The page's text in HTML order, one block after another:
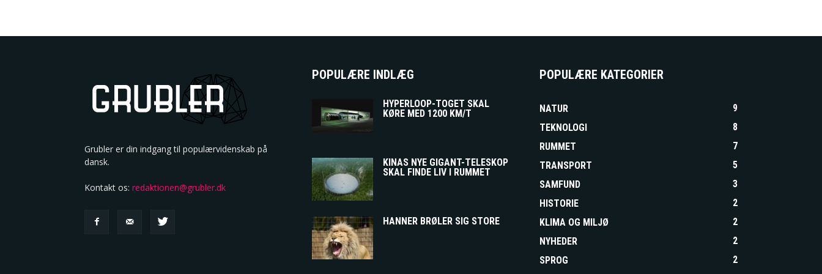
Grubler er din indgang til populærvidenskab på
dansk.
Kontakt os: redaktionen@grubler.dk
POPULÆRE INDLÆG
HYPERLOOP-TOGET SKAL
KØRE MED 1200 KM/T
KINAS NYE GIGANT-TELESKOP
SKAL FINDE LIV I RUMMET
HANNER BRØLER SIG STORE
POPULÆRE KATEGORIER
NATUR
9
TEKNOLOGI
8
RUMMET
7
TRANSPORT
5
SAMFUND
3
HISTORIE
2
KLIMA OG MILJØ
2
NYHEDER
2
SPROG
2